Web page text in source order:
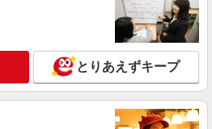
市≫介護の現場で心を燃やせ！！！
ビスSTAFF
円〜2125円 ＜日払い有/週払い有/交
とりあえずキープ